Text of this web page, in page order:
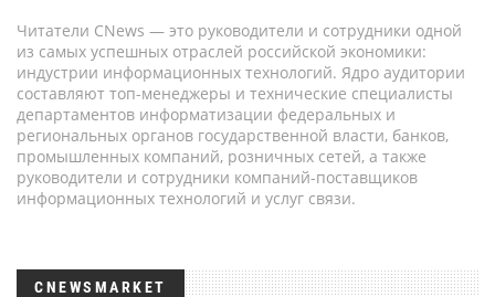
Читатели CNews — это руководители и сотрудники одной
из самых успешных отраслей российской экономики:
индустрии информационных технологий. Ядро аудитории
составляют топ-менеджеры и технические специалисты
департаментов информатизации федеральных и
региональных органов государственной власти, банков,
промышленных компаний, розничных сетей, а также
руководители и сотрудники компаний-поставщиков
информационных технологий и услуг связи.
CNEWSMARKET